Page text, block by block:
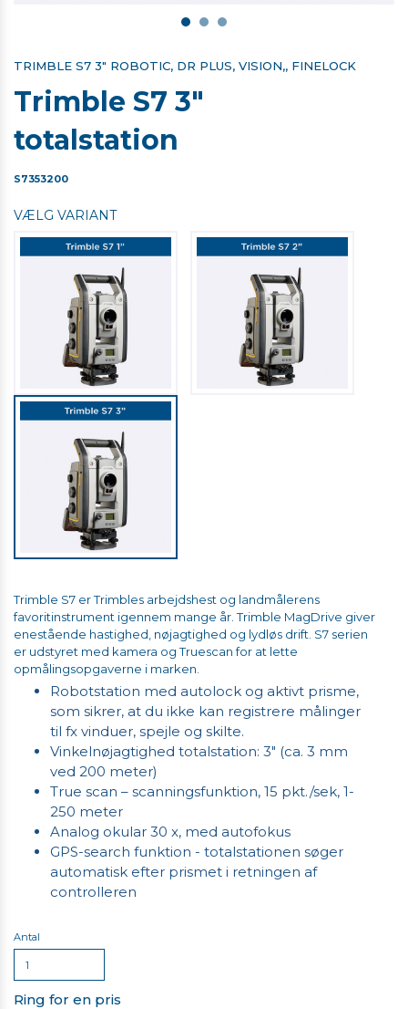
TRIMBLE S7 3" ROBOTIC, DR PLUS, VISION,, FINELOCK
Trimble S7 3"
totalstation
S7353200
VÆLG VARIANT
Trimble S7 er Trimbles arbejdshest og landmålerens
favoritinstrument igennem mange år. Trimble MagDrive giver
enestående hastighed, nøjagtighed og lydløs drift. S7 serien
er udstyret med kamera og Truescan for at lette
opmålingsopgaverne i marken.
Robotstation med autolock og aktivt prisme,
som sikrer, at du ikke kan registrere målinger
til fx vinduer, spejle og skilte.
Vinkelnøjagtighed totalstation: 3" (ca. 3 mm
ved 200 meter)
True scan – scanningsfunktion, 15 pkt./sek, 1-
250 meter
Analog okular 30 x, med autofokus
GPS-search funktion - totalstationen søger
automatisk efter prismet i retningen af
controlleren
Antal
Ring for en pris